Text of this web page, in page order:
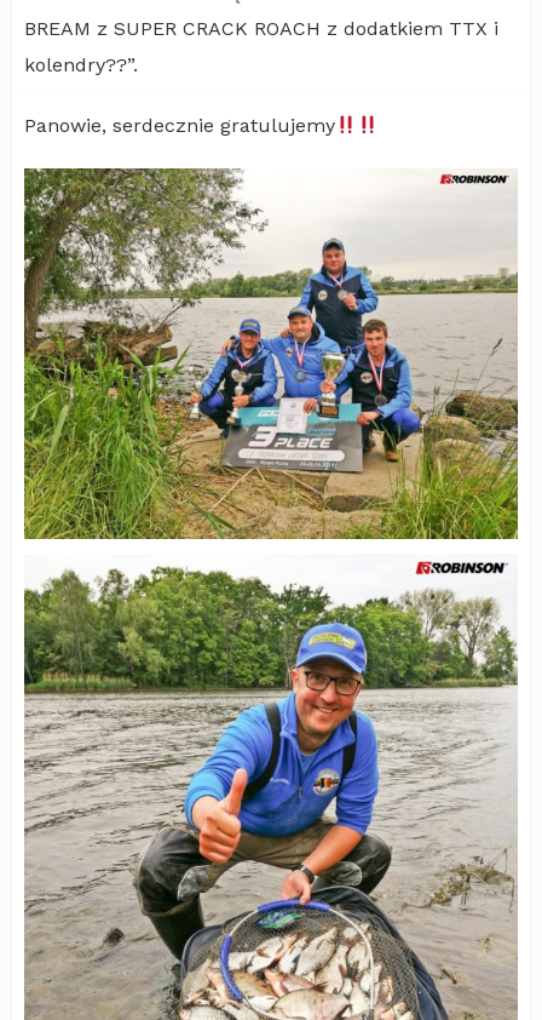
BREAM z SUPER CRACK ROACH z dodatkiem TTX i
kolendry??”.
Panowie, serdecznie gratulujemy